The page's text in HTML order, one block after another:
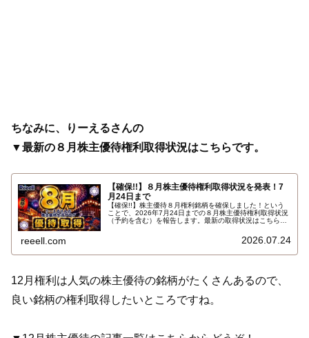
ちなみに、りーえるさんの
▼最新の８月株主優待権利取得状況はこちらです。
【確保!!】８月株主優待権利取得状況を発表！7
月24日まで
【確保!!】株主優待８月権利銘柄を確保しました！という
ことで、2026年7月24日までの８月株主優待権利取得状況
（予約を含む）を報告します。最新の取得状況はこちらで
reeell.com 2026.07.24
12月権利は人気の株主優待の銘柄がたくさんあるので、
良い銘柄の権利取得したいところですね。